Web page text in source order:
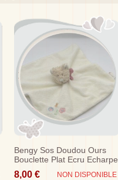
Bengy Sos Doudou Ours
Bouclette Plat Ecru Echarpe
Rose
8,00 € NON DISPONIBLE